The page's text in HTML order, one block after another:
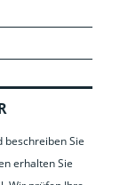
beschreiben Sie
erhalten Sie